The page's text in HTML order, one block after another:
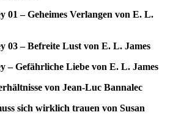
01 – Geheimes Verlangen von E. L.
03 – Befreite Lust von E. L. James
– Gefährliche Liebe von E. L. James
von Jean-Luc Bannalec
sich wirklich trauen von Susan